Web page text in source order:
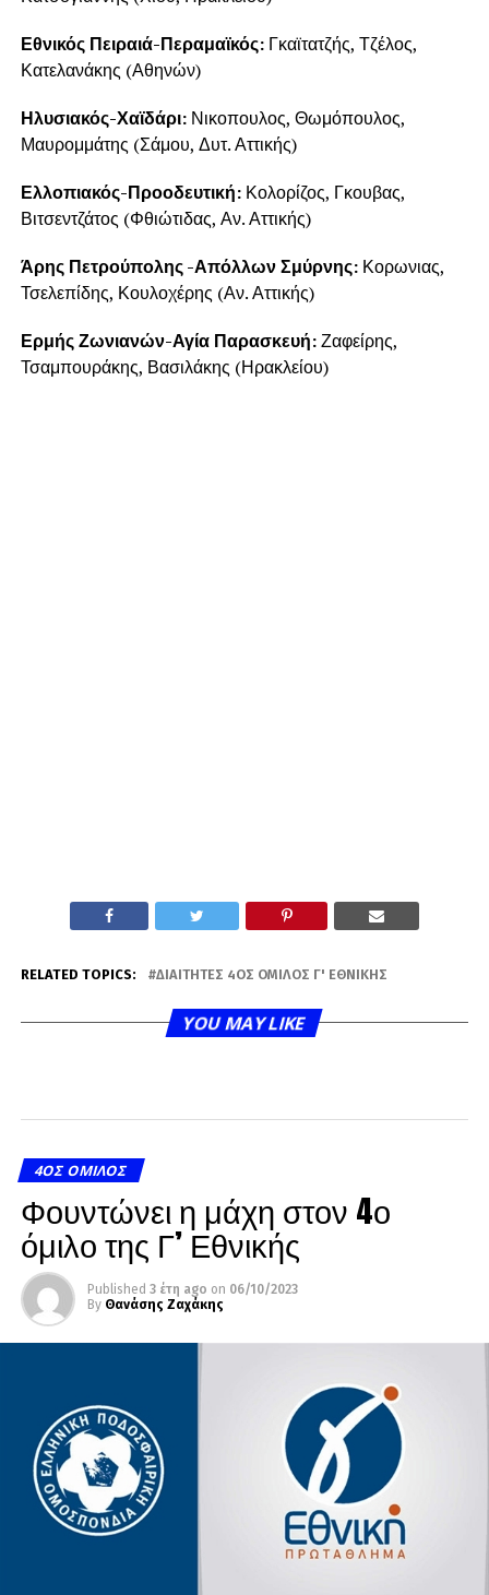
Εθνικός Πειραιά-Περαμαϊκός:Γκαϊτατζής, Τζέλος,
Κατελανάκης (Αθηνών)
Ηλυσιακός-Χαϊδάρι:Νικοπουλος, Θωμόπουλος,
Μαυρομμάτης (Σάμου, Δυτ. Αττικής)
Ελλοπιακός-Προοδευτική:Κολορίζος, Γκουβας,
Βιτσεντζάτος (Φθιώτιδας, Αν. Αττικής)
Άρης Πετρούπολης -Απόλλων Σμύρνης:Κορωνιας,
Τσελεπίδης, Κουλοχέρης (Αν. Αττικής)
Ερμής Ζωνιανών-Αγία Παρασκευή:Ζαφείρης,
Τσαμπουράκης, Βασιλάκης (Ηρακλείου)
RELATED TOPICS: ΔΙΑΙΤΗΤΈΣ 4ΟΣ ΌΜΙΛΟΣ Γ' ΕΘΝΙΚΉΣ
YOU MAY LIKE
4ΟΣ ΌΜΙΛΟΣ
Φουντώνει η μάχη στον 4ο
όμιλο της Γ’ Εθνικής
Published 3 έτη ago on 06/10/2023
By Θανάσης Ζαχάκης